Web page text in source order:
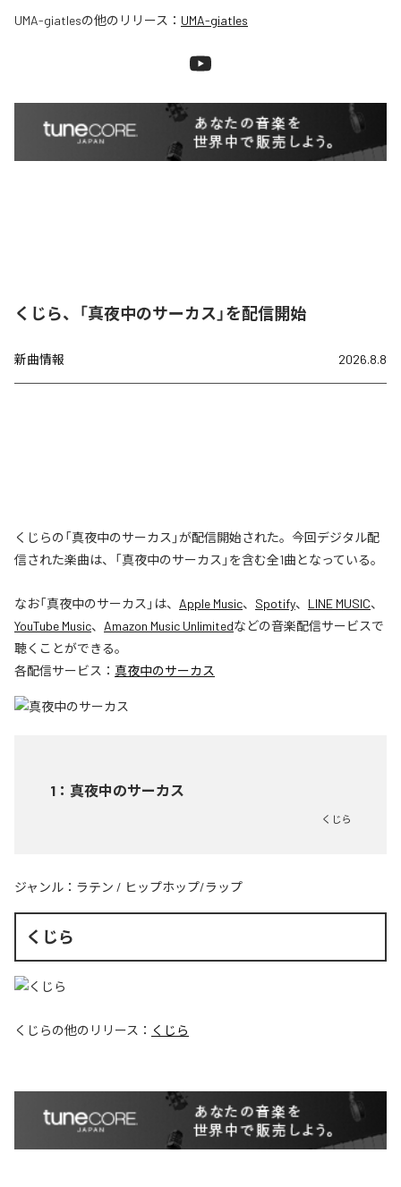
UMA-giatlesの他のリリース： UMA-giatles
くじら、「真夜中のサーカス」を配信開始
新曲情報 2026.8.8
くじらの「真夜中のサーカス」が配信開始された。今回デジタル配
信された楽曲は、「真夜中のサーカス」を含む全1曲となっている。
なお「真夜中のサーカス 」は、 Apple Music、 Spotify、 LINE MUSIC、
YouTube Music、 Amazon Music Unlimitedなどの音楽配信サービスで
聴くことができる。
各配信サービス： 真夜中のサーカス
1 ： 真夜中のサーカス
くじら
ジャンル： ラテン / ヒップホップ/ラップ
くじら
くじらの他のリリース： くじら